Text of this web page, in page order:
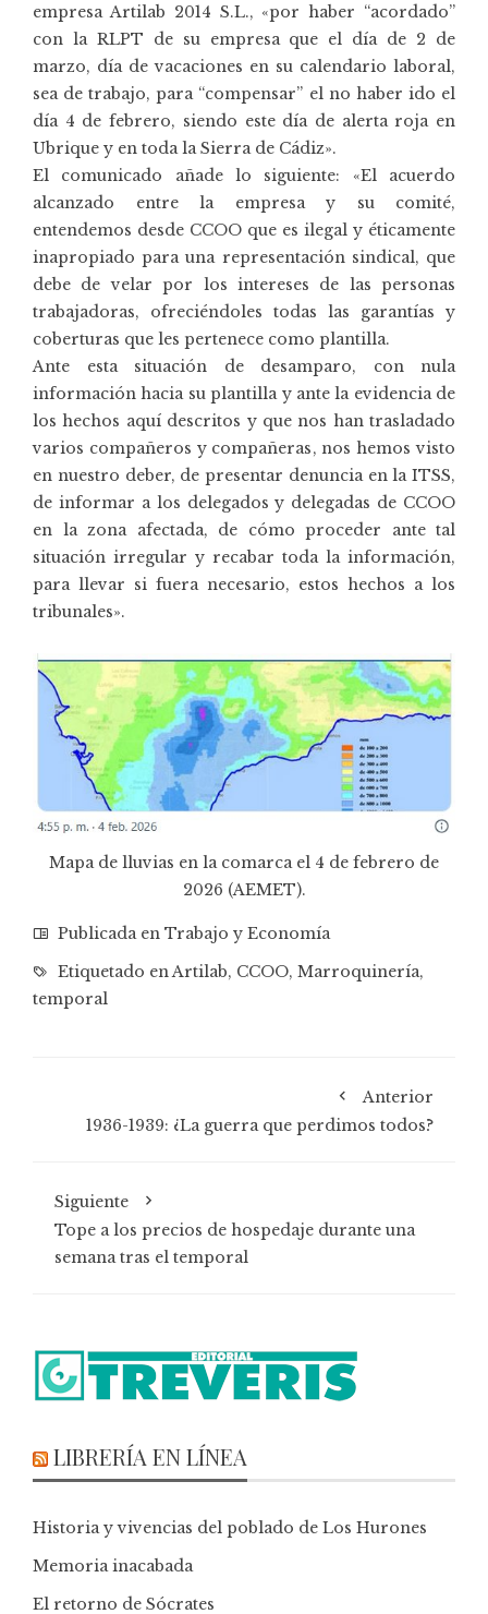
empresa Artilab 2014 S.L., «por haber “acordado”
con la RLPT de su empresa que el día de 2 de
marzo, día de vacaciones en su calendario laboral,
sea de trabajo, para “compensar” el no haber ido el
día 4 de febrero, siendo este día de alerta roja en
Ubrique y en toda la Sierra de Cádiz».
El comunicado añade lo siguiente: «El acuerdo
alcanzado entre la empresa y su comité,
entendemos desde CCOO que es ilegal y éticamente
inapropiado para una representación sindical, que
debe de velar por los intereses de las personas
trabajadoras, ofreciéndoles todas las garantías y
coberturas que les pertenece como plantilla.
Ante esta situación de desamparo, con nula
información hacia su plantilla y ante la evidencia de
los hechos aquí descritos y que nos han trasladado
varios compañeros y compañeras, nos hemos visto
en nuestro deber, de presentar denuncia en la ITSS,
de informar a los delegados y delegadas de CCOO
en la zona afectada, de cómo proceder ante tal
situación irregular y recabar toda la información,
para llevar si fuera necesario, estos hechos a los
tribunales».
Mapa de lluvias en la comarca el 4 de febrero de
2026 (AEMET).
Publicada en Trabajo y Economía
Etiquetado en Artilab, CCOO, Marroquinería,
temporal
Anterior
1936-1939: ¿La guerra que perdimos todos?
Siguiente
Tope a los precios de hospedaje durante una
semana tras el temporal
LIBRERÍA EN LÍNEA
Historia y vivencias del poblado de Los Hurones
Memoria inacabada
El retorno de Sócrates